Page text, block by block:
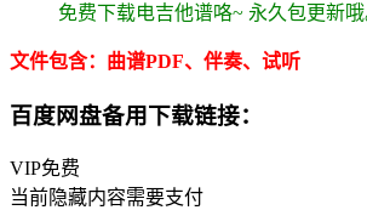
免费下载电吉他谱咯~ 永久包更新哦
文件包含：曲谱PDF、伴奏、试听
百度网盘备用下载链接：
VIP免费
当前隐藏内容需要支付